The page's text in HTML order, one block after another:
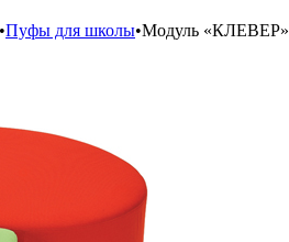
•Пуфы для школы•Модуль «КЛЕВЕР»